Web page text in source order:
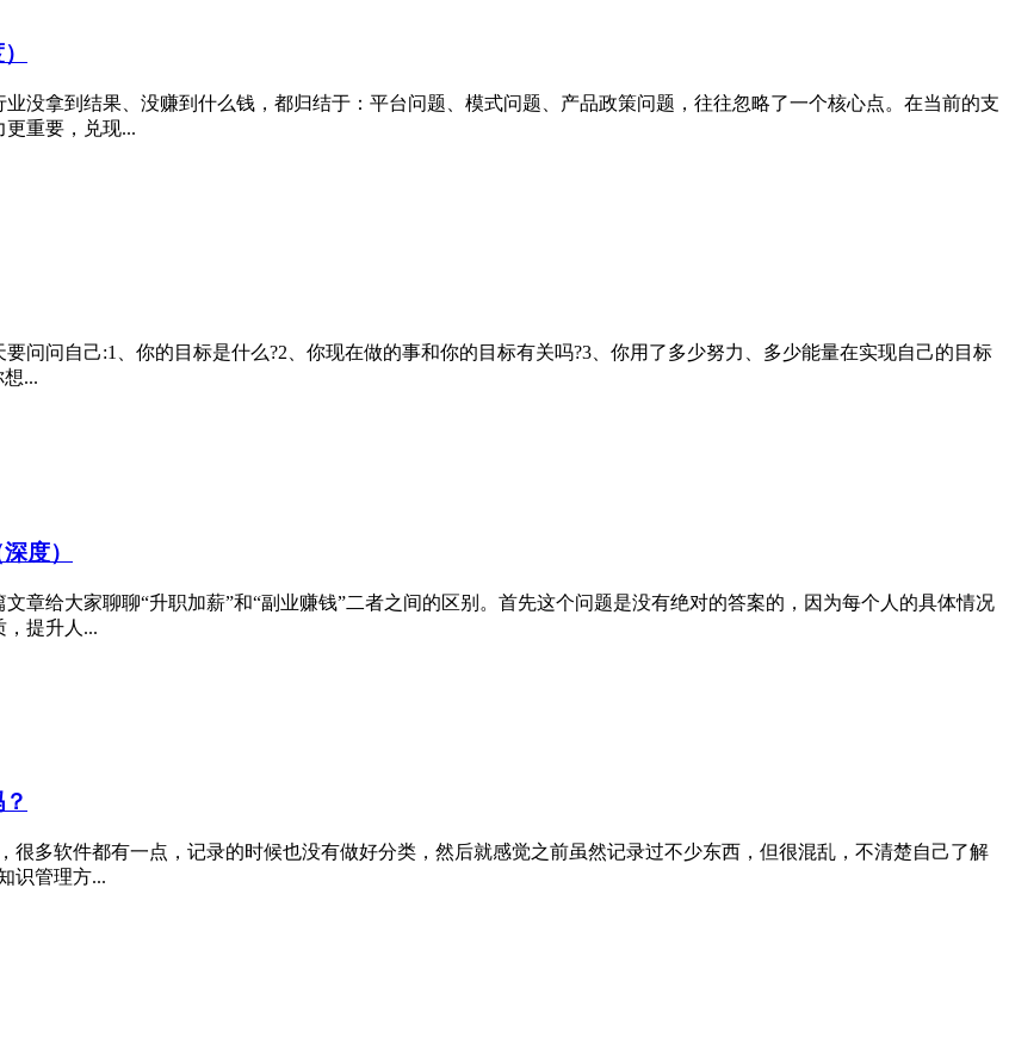
没拿到结果、没赚到什么钱，都归结于：平台问题、模式问题、产品政策问题，往往忽略了一个核心点。在当前的支
重要，兑现...
问问自己:1、你的目标是什么?2、你现在做的事和你的目标有关吗?3、你用了多少努力、多少能量在实现自己的目标
...
度）
章给大家聊聊“升职加薪”和“副业赚钱”二者之间的区别。首先这个问题是没有绝对的答案的，因为每个人的具体情况
提升人...
多软件都有一点，记录的时候也没有做好分类，然后就感觉之前虽然记录过不少东西，但很混乱，不清楚自己了解
识管理方...